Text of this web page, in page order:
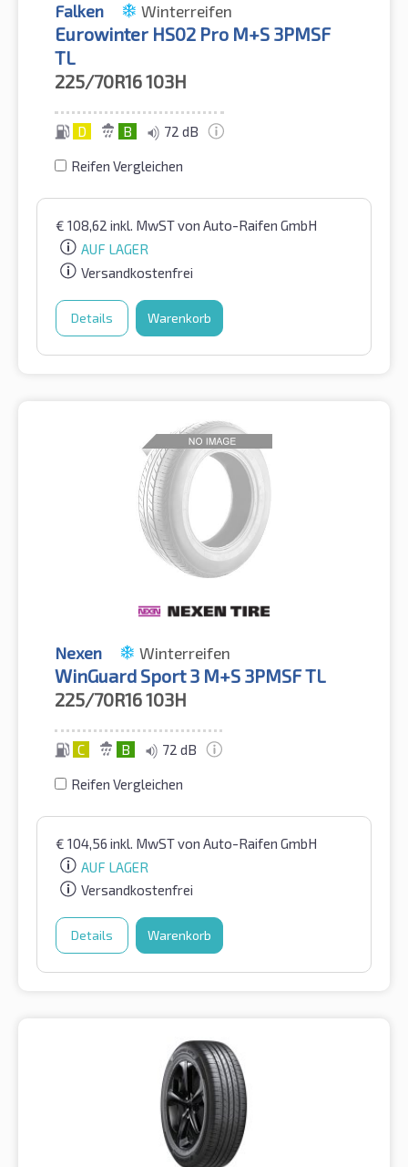
Falken Winterreifen
Eurowinter HS02 Pro M+S 3PMSF
TL
225/70R16103H
D B 72 dB
Reifen Vergleichen
€ 108,62 inkl. MwSTvon Auto-Raifen GmbH
AUF LAGER
Versandkostenfrei
Details Warenkorb
Nexen Winterreifen
WinGuard Sport 3 M+S 3PMSF TL
225/70R16103H
C B 72 dB
Reifen Vergleichen
€ 104,56 inkl. MwSTvon Auto-Raifen GmbH
AUF LAGER
Versandkostenfrei
Details Warenkorb